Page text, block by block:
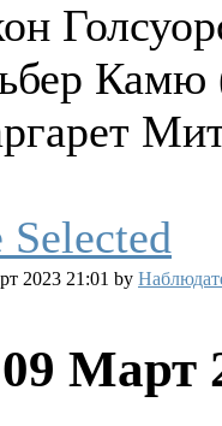
Камю
2023 21:01 by
09 Март